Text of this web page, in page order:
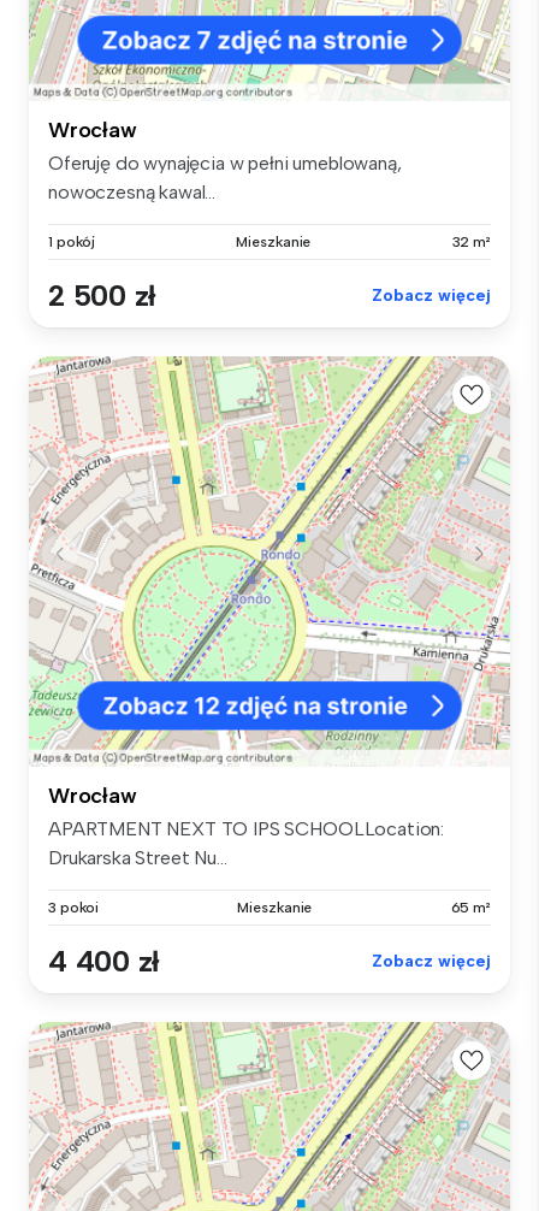
Wrocław
Oferuję do wynajęcia w pełni umeblowaną,
nowoczesną kawal...
1 pokój Mieszkanie 32 m²
2 500 zł Zobacz więcej
Wrocław
APARTMENT NEXT TO IPS SCHOOLLocation:
Drukarska Street Nu...
3 pokoi Mieszkanie 65 m²
4 400 zł Zobacz więcej